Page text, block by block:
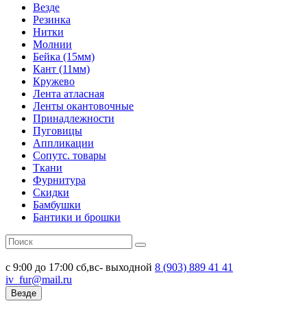
Везде
Резинка
Нитки
Молнии
Бейка (15мм)
Кант (11мм)
Кружево
Лента атласная
Ленты окантовочные
Принадлежности
Пуговицы
Аппликации
Сопутс. товары
Ткани
Фурнитура
Скидки
Бамбушки
Бантики и брошки
с 9:00 до 17:00 сб,вс- выходной 8 (903) 889 41 41
iv_fur@mail.ru
Везде